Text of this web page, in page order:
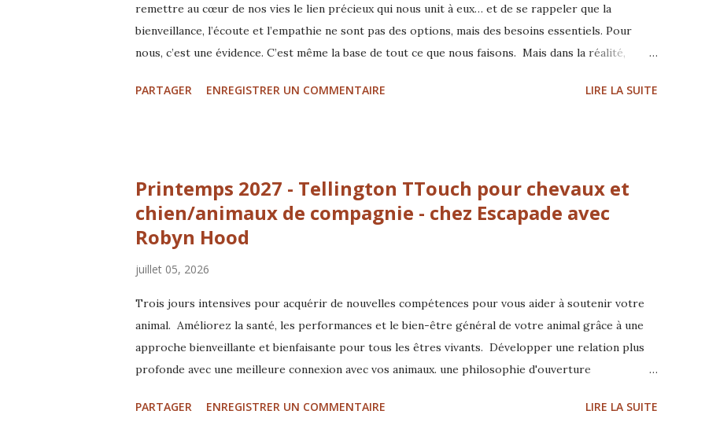
remettre au cœur de nos vies le lien précieux qui nous unit à eux… et de se rappeler que la
bienveillance, l’écoute et l’empathie ne sont pas des options, mais des besoins essentiels. Pour
nous, c’est une évidence. C’est même la base de tout ce que nous faisons. Mais dans la réalité,
parce que leur langage n’est pas toujours entendu. Être gentil avec un animal, ce n’est pas
vie des animaux… et la relation que nous construisons avec eux. Nos animaux nous parlent en
permanence — à travers leur c...
PARTAGER ENREGISTRER UN COMMENTAIRE LIRE LA SUITE
Printemps 2027 - Tellington TTouch pour chevaux et
chien/animaux de compagnie - chez Escapade avec
Robyn Hood
juillet 05, 2026
Trois jours intensives pour acquérir de nouvelles compétences pour vous aider à soutenir votre
animal. Améliorez la santé, les performances et le bien-être général de votre animal grâce à une
approche bienveillante et bienfaisante pour tous les êtres vivants. Développer une relation plus
profonde avec une meilleure connexion avec vos animaux. une philosophie d'ouverture
au sol basé sur le Feldenkrais et d'autres techniques... Découvrez l'approche holistique pour aider
PARTAGER ENREGISTRER UN COMMENTAIRE LIRE LA SUITE